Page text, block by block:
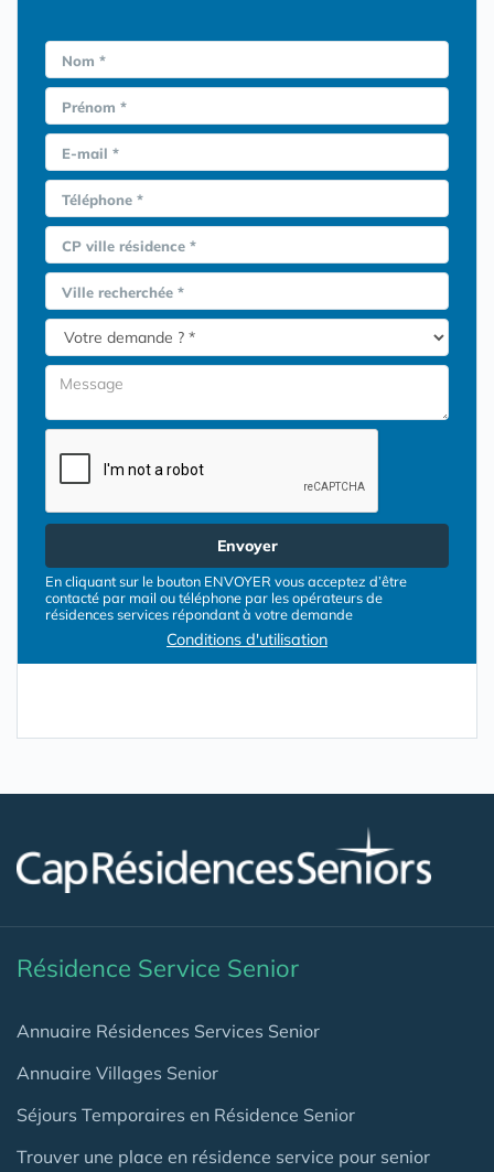
Nom *
Prénom *
E-mail *
Téléphone *
CP ville résidence *
Ville recherchée *
Envoyer
En cliquant sur le bouton ENVOYER vous acceptez d’être
contacté par mail ou téléphone par les opérateurs de
résidences services répondant à votre demande
Conditions d'utilisation
Résidence Service Senior
Annuaire Résidences Services Senior
Annuaire Villages Senior
Séjours Temporaires en Résidence Senior
Trouver une place en résidence service pour senior